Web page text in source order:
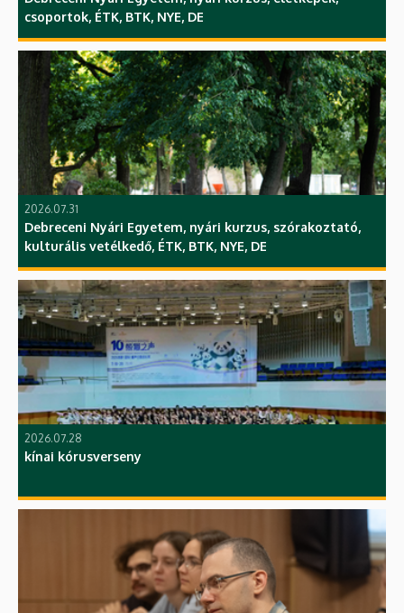
csoportok, ÉTK, BTK, NYE, DE
2026.07.31
Debreceni Nyári Egyetem, nyári kurzus, szórakoztató,
kulturális vetélkedő, ÉTK, BTK, NYE, DE
2026.07.28
kínai kórusverseny